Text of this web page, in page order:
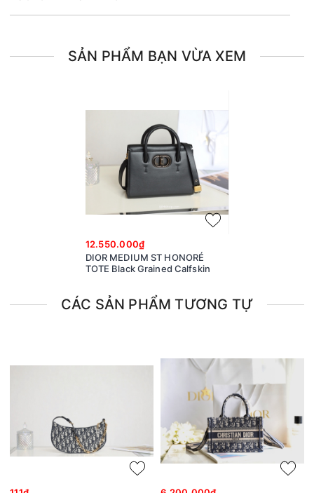
SẢN PHẨM BẠN VỪA XEM
12.550.000₫
DIOR MEDIUM ST HONORÉ
TOTE Black Grained Calfskin
CÁC SẢN PHẨM TƯƠNG TỰ